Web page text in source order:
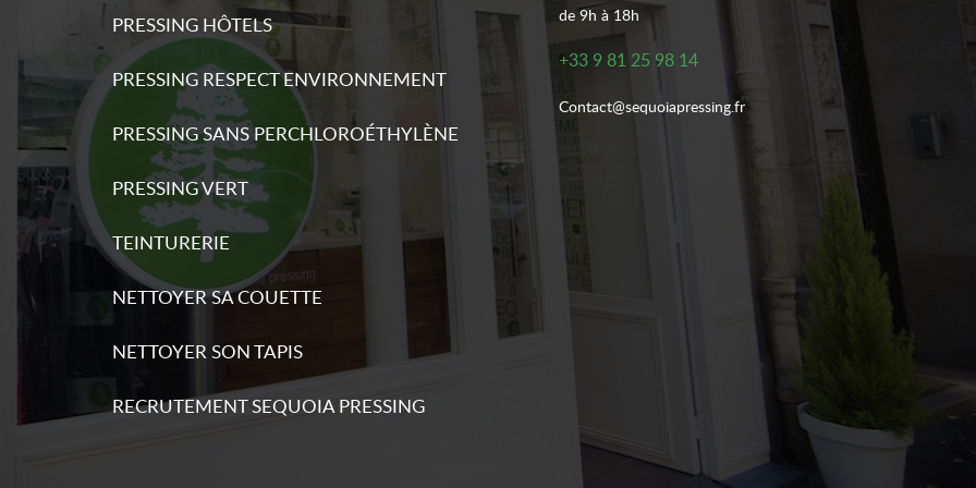
PRESSING HÔTELS
PRESSING RESPECT ENVIRONNEMENT
PRESSING SANS PERCHLOROÉTHYLÈNE
PRESSING VERT
TEINTURERIE
NETTOYER SA COUETTE
NETTOYER SON TAPIS
RECRUTEMENT SEQUOIA PRESSING
de 9h à 18h
+33 9 81 25 98 14
Contact@sequoiapressing.fr